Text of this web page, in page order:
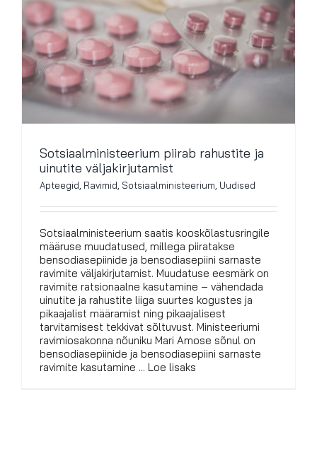
Sotsiaalministeerium piirab rahustite ja
uinutite väljakirjutamist
Apteegid, Ravimid, Sotsiaalministeerium, Uudised
Sotsiaalministeerium saatis kooskõlastusringile
määruse muudatused, millega piiratakse
bensodiasepiinide ja bensodiasepiini sarnaste
ravimite väljakirjutamist. Muudatuse eesmärk on
ravimite ratsionaalne kasutamine – vähendada
uinutite ja rahustite liiga suurtes kogustes ja
pikaajalist määramist ning pikaajalisest
tarvitamisest tekkivat sõltuvust. Ministeeriumi
ravimiosakonna nõuniku Mari Amose sõnul on
bensodiasepiinide ja bensodiasepiini sarnaste
ravimite kasutamine ... Loe lisaks